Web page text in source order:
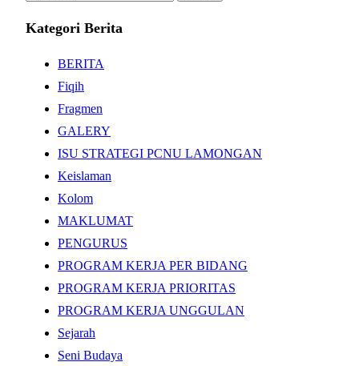
Kategori Berita
BERITA
Fiqih
Fragmen
GALERY
ISU STRATEGI PCNU LAMONGAN
Keislaman
Kolom
MAKLUMAT
PENGURUS
PROGRAM KERJA PER BIDANG
PROGRAM KERJA PRIORITAS
PROGRAM KERJA UNGGULAN
Sejarah
Seni Budaya